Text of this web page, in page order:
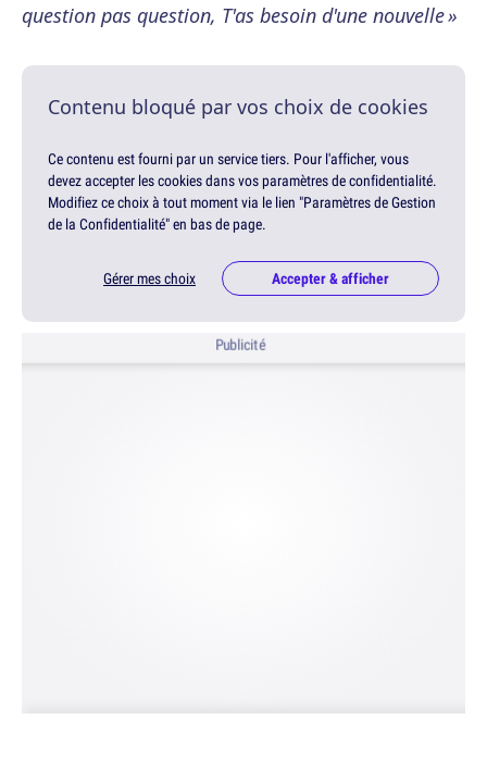
question pas question, T'as besoin d'une nouvelle »
Contenu bloqué par vos choix de cookies
Ce contenu est fourni par un service tiers. Pour l'afficher, vous
devez accepter les cookies dans vos paramètres de confidentialité.
Modifiez ce choix à tout moment via le lien "Paramètres de Gestion
de la Confidentialité" en bas de page.
Gérer mes choix Accepter & afficher
Publicité